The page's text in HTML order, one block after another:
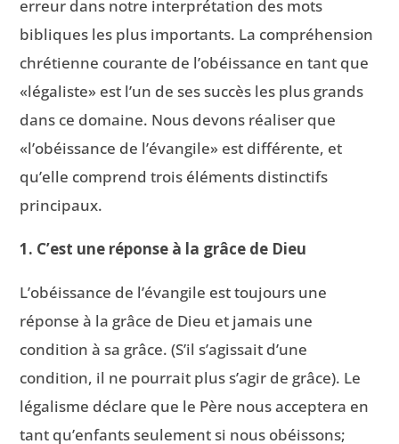
erreur dans notre interprétation des mots
bibliques les plus importants. La compréhension
chrétienne courante de l’obéissance en tant que
«légaliste» est l’un de ses succès les plus grands
dans ce domaine. Nous devons réaliser que
«l’obéissance de l’évangile» est différente, et
qu’elle comprend trois éléments distinctifs
principaux.
1. C’est une réponse à la grâce de Dieu
L’obéissance de l’évangile est toujours une
réponse à la grâce de Dieu et jamais une
condition à sa grâce. (S’il s’agissait d’une
condition, il ne pourrait plus s’agir de grâce). Le
légalisme déclare que le Père nous acceptera en
tant qu’enfants seulement si nous obéissons;